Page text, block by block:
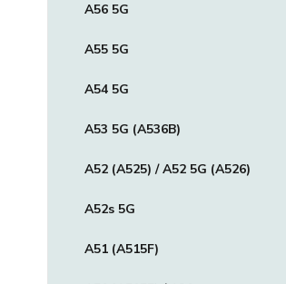
A56 5G
A55 5G
A54 5G
A53 5G (A536B)
A52 (A525) / A52 5G (A526)
A52s 5G
A51 (A515F)